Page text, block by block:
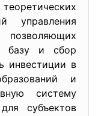
управления
базу и сбор
инвестиции в
и
систему
субъектов